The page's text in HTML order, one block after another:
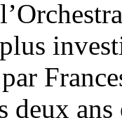
deux